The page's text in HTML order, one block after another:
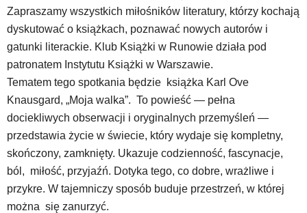
w
formie
ramek.
Elementy
te
obsługiwane
są
za
pomocą
klawiszy
lub
odpowiadających
im
Zapraszamy wszystkich miłośników literatury, którzy kochają
dyskutować o książkach, poznawać nowych autorów i
gatunki literackie. Klub Książki w Runowie działa pod
patronatem Instytutu Książki w Warszawie.
Tematem tego spotkania będzie książka Karl Ove
Knausgard, „Moja walka”. To powieść — pełna
dociekliwych obserwacji i oryginalnych przemyśleń —
przedstawia życie w świecie, który wydaje się kompletny,
skończony, zamknięty. Ukazuje codzienność, fascynacje,
ból, miłość, przyjaźń. Dotyka tego, co dobre, wrażliwe i
przykre. W tajemniczy sposób buduje przestrzeń, w której
można się zanurzyć.